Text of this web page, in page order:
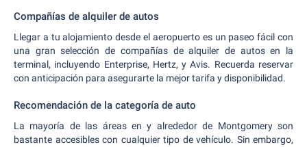
Compañías de alquiler de autos
Llegar a tu alojamiento desde el aeropuerto es un paseo fácil con
una gran selección de compañías de alquiler de autos en la
terminal, incluyendo Enterprise, Hertz, y Avis. Recuerda reservar
con anticipación para asegurarte la mejor tarifa y disponibilidad.
Recomendación de la categoría de auto
La mayoría de las áreas en y alrededor de Montgomery son
bastante accesibles con cualquier tipo de vehículo. Sin embargo,